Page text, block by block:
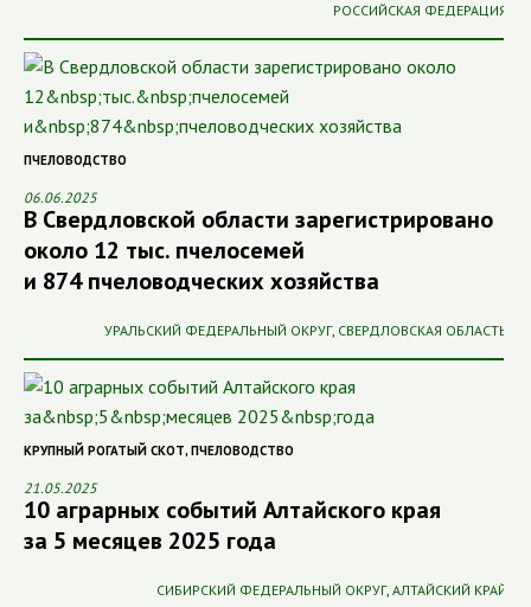
РОССИЙСКАЯ ФЕДЕРАЦИЯ
ПЧЕЛОВОДСТВО
06.06.2025
В Свердловской области зарегистрировано
около 12 тыс. пчелосемей
и 874 пчеловодческих хозяйства
УРАЛЬСКИЙ ФЕДЕРАЛЬНЫЙ ОКРУГ, СВЕРДЛОВСКАЯ ОБЛАСТЬ
КРУПНЫЙ РОГАТЫЙ СКОТ, ПЧЕЛОВОДСТВО
21.05.2025
10 аграрных событий Алтайского края
за 5 месяцев 2025 года
СИБИРСКИЙ ФЕДЕРАЛЬНЫЙ ОКРУГ, АЛТАЙСКИЙ КРАЙ